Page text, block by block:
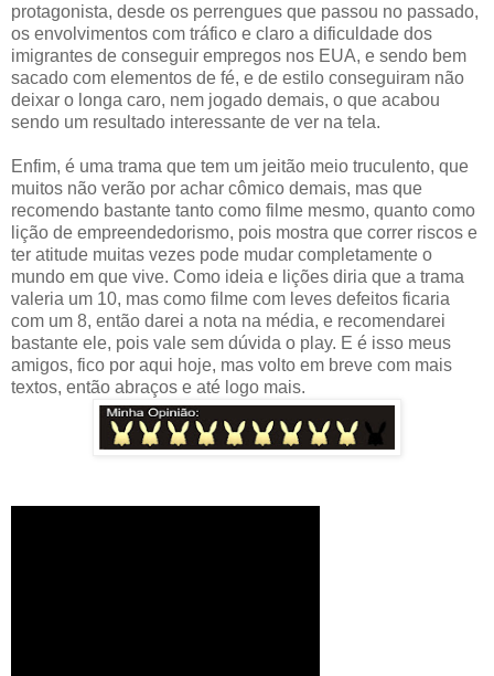
protagonista, desde os perrengues que passou no passado,
os envolvimentos com tráfico e claro a dificuldade dos
imigrantes de conseguir empregos nos EUA, e sendo bem
sacado com elementos de fé, e de estilo conseguiram não
deixar o longa caro, nem jogado demais, o que acabou
sendo um resultado interessante de ver na tela.
Enfim, é uma trama que tem um jeitão meio truculento, que
muitos não verão por achar cômico demais, mas que
recomendo bastante tanto como filme mesmo, quanto como
lição de empreendedorismo, pois mostra que correr riscos e
ter atitude muitas vezes pode mudar completamente o
mundo em que vive. Como ideia e lições diria que a trama
valeria um 10, mas como filme com leves defeitos ficaria
com um 8, então darei a nota na média, e recomendarei
bastante ele, pois vale sem dúvida o play. E é isso meus
amigos, fico por aqui hoje, mas volto em breve com mais
textos, então abraços e até logo mais.